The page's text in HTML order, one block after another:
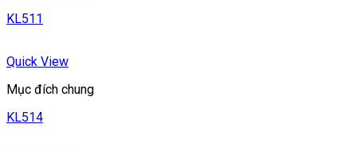
KL511
Quick View
Mục đích chung
KL514